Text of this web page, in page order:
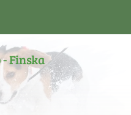
Finska